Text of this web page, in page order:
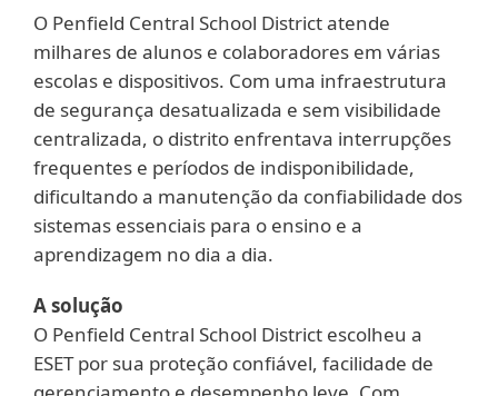
O Penfield Central School District atende
milhares de alunos e colaboradores em várias
escolas e dispositivos. Com uma infraestrutura
de segurança desatualizada e sem visibilidade
centralizada, o distrito enfrentava interrupções
frequentes e períodos de indisponibilidade,
dificultando a manutenção da confiabilidade dos
sistemas essenciais para o ensino e a
aprendizagem no dia a dia.
A solução
O Penfield Central School District escolheu a
ESET por sua proteção confiável, facilidade de